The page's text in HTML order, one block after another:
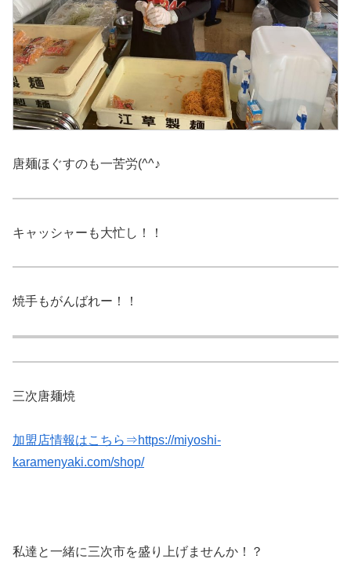
唐麺ほぐすのも一苦労(^^♪
キャッシャーも大忙し！！
焼手もがんばれー！！
三次唐麺焼
加盟店情報はこちら⇒https://miyoshi-
karamenyaki.com/shop/
私達と一緒に三次市を盛り上げませんか！？